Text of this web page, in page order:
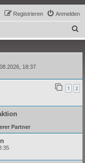
Anmelden
Registrieren
u
c
18:37
1 2
Partner